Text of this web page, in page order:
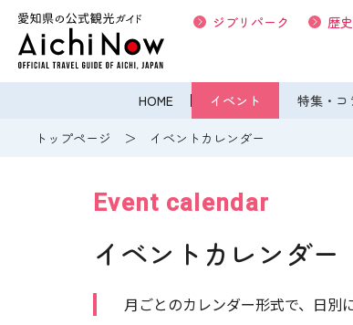
HOME イベント 特集・コ
ジブリパーク 歴
トップページ イベントカレンダー
Event calendar
イベントカレンダー
月ごとのカレンダー形式で、日別